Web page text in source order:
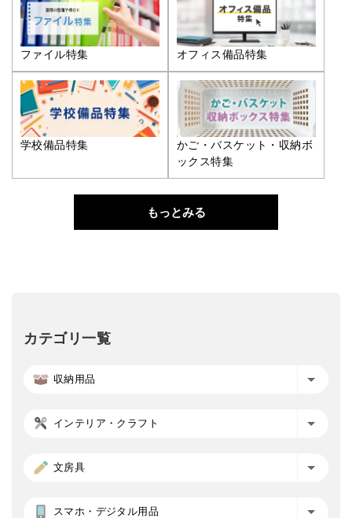
ファイル特集 オフィス備品特集
学校備品特集
かご・バスケット・収納ボ
ックス特集
もっとみる
カテゴリ一覧
収納用品
インテリア・クラフト
文房具
スマホ・デジタル用品